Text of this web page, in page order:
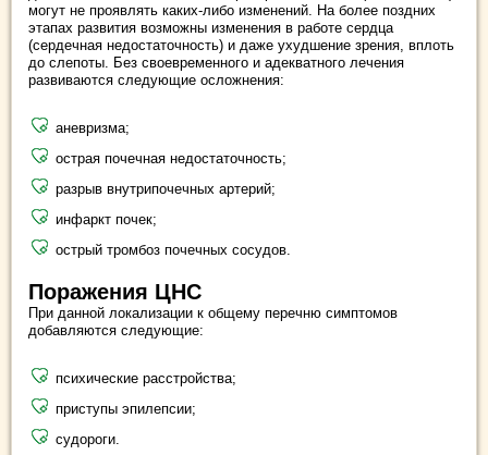
могут не проявлять каких-либо изменений. На более поздних
этапах развития возможны изменения в работе сердца
(сердечная недостаточность) и даже ухудшение зрения, вплоть
до слепоты. Без своевременного и адекватного лечения
развиваются следующие осложнения:
аневризма;
острая почечная недостаточность;
разрыв внутрипочечных артерий;
инфаркт почек;
острый тромбоз почечных сосудов.
Поражения ЦНС
При данной локализации к общему перечню симптомов
добавляются следующие:
психические расстройства;
приступы эпилепсии;
судороги.